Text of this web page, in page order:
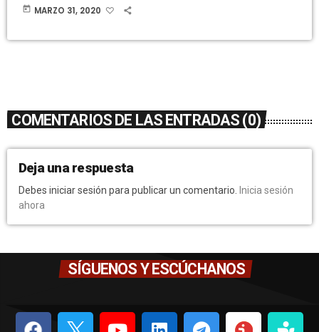
today MARZO 31, 2020
COMENTARIOS DE LAS ENTRADAS (0)
Deja una respuesta
Debes iniciar sesión para publicar un comentario.
Inicia sesión
ahora
SÍGUENOS Y ESCÚCHANOS